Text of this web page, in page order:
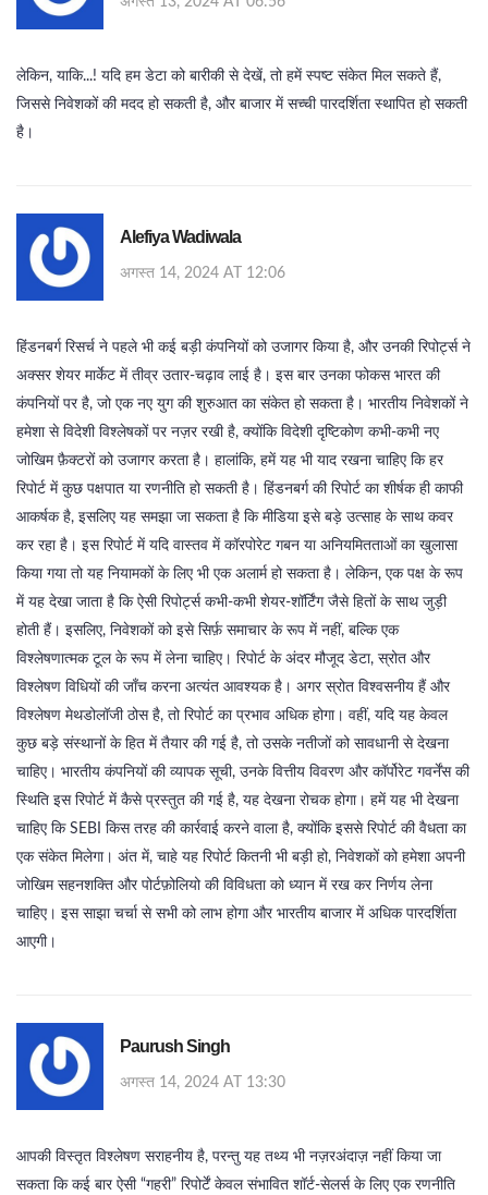
लेकिन, याकि...! यदि हम डेटा को बारीकी से देखें, तो हमें स्पष्ट संकेत मिल सकते हैं,
जिससे निवेशकों की मदद हो सकती है, और बाजार में सच्ची पारदर्शिता स्थापित हो सकती
है।
Alefiya Wadiwala
अगस्त 14, 2024 AT 12:06
हिंडनबर्ग रिसर्च ने पहले भी कई बड़ी कंपनियों को उजागर किया है, और उनकी रिपोर्ट्स ने
अक्सर शेयर मार्केट में तीव्र उतार‑चढ़ाव लाई है। इस बार उनका फोकस भारत की
कंपनियों पर है, जो एक नए युग की शुरुआत का संकेत हो सकता है। भारतीय निवेशकों ने
हमेशा से विदेशी विश्लेषकों पर नज़र रखी है, क्योंकि विदेशी दृष्टिकोण कभी‑कभी नए
जोखिम फ़ैक्टरों को उजागर करता है। हालांकि, हमें यह भी याद रखना चाहिए कि हर
रिपोर्ट में कुछ पक्षपात या रणनीति हो सकती है। हिंडनबर्ग की रिपोर्ट का शीर्षक ही काफी
आकर्षक है, इसलिए यह समझा जा सकता है कि मीडिया इसे बड़े उत्साह के साथ कवर
कर रहा है। इस रिपोर्ट में यदि वास्तव में कॉरपोरेट गबन या अनियमितताओं का खुलासा
किया गया तो यह नियामकों के लिए भी एक अलार्म हो सकता है। लेकिन, एक पक्ष के रूप
में यह देखा जाता है कि ऐसी रिपोर्ट्स कभी‑कभी शेयर‑शॉर्टिंग जैसे हितों के साथ जुड़ी
होती हैं। इसलिए, निवेशकों को इसे सिर्फ़ समाचार के रूप में नहीं, बल्कि एक
विश्लेषणात्मक टूल के रूप में लेना चाहिए। रिपोर्ट के अंदर मौजूद डेटा, स्रोत और
विश्लेषण विधियों की जाँच करना अत्यंत आवश्यक है। अगर स्रोत विश्वसनीय हैं और
विश्लेषण मेथडोलॉजी ठोस है, तो रिपोर्ट का प्रभाव अधिक होगा। वहीं, यदि यह केवल
कुछ बड़े संस्थानों के हित में तैयार की गई है, तो उसके नतीजों को सावधानी से देखना
चाहिए। भारतीय कंपनियों की व्यापक सूची, उनके वित्तीय विवरण और कॉर्पोरेट गवर्नेंस की
स्थिति इस रिपोर्ट में कैसे प्रस्तुत की गई है, यह देखना रोचक होगा। हमें यह भी देखना
चाहिए कि SEBI किस तरह की कार्रवाई करने वाला है, क्योंकि इससे रिपोर्ट की वैधता का
एक संकेत मिलेगा। अंत में, चाहे यह रिपोर्ट कितनी भी बड़ी हो, निवेशकों को हमेशा अपनी
जोखिम सहनशक्ति और पोर्टफ़ोलियो की विविधता को ध्यान में रख कर निर्णय लेना
चाहिए। इस साझा चर्चा से सभी को लाभ होगा और भारतीय बाजार में अधिक पारदर्शिता
आएगी।
Paurush Singh
अगस्त 14, 2024 AT 13:30
आपकी विस्तृत विश्लेषण सराहनीय है, परन्तु यह तथ्य भी नज़रअंदाज़ नहीं किया जा
सकता कि कई बार ऐसी “गहरी” रिपोर्टें केवल संभावित शॉर्ट‑सेलर्स के लिए एक रणनीति